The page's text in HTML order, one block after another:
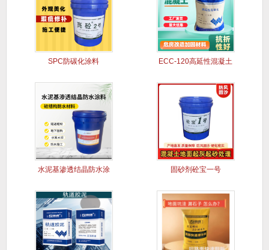
SPC防碳化涂料 ECC-120高延性混凝土
水泥基渗透结晶防水涂 固砂剂砼宝一号